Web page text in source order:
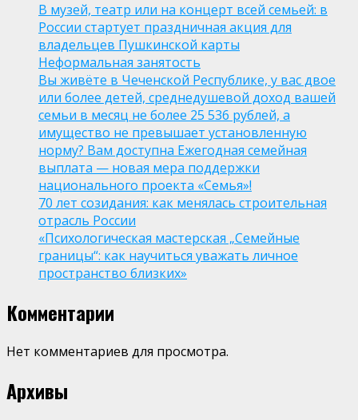
В музей, театр или на концерт всей семьей: в
России стартует праздничная акция для
владельцев Пушкинской карты
Неформальная занятость
Вы живёте в Чеченской Республике, у вас двое
или более детей, среднедушевой доход вашей
семьи в месяц не более 25 536 рублей, а
имущество не превышает установленную
норму? Вам доступна Ежегодная семейная
выплата — новая мера поддержки
национального проекта «Семья»!
70 лет созидания: как менялась строительная
отрасль России
«Психологическая мастерская „Семейные
границы“: как научиться уважать личное
пространство близких»
Комментарии
Нет комментариев для просмотра.
Архивы